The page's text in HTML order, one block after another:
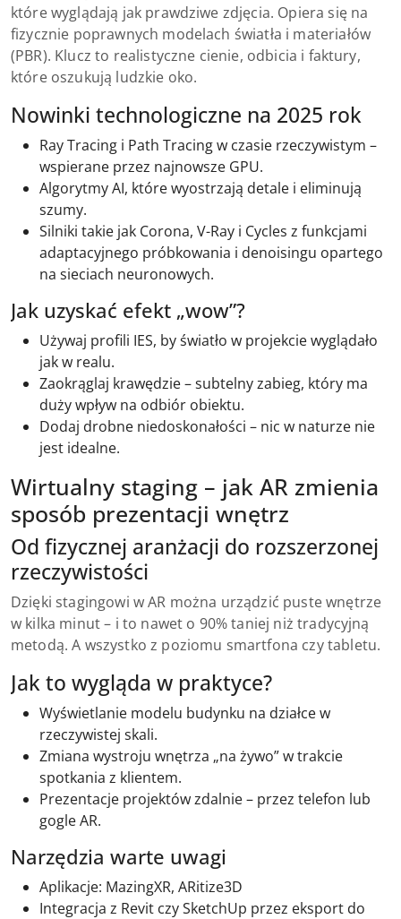
które wyglądają jak prawdziwe zdjęcia. Opiera się na
fizycznie poprawnych modelach światła i materiałów
(PBR). Klucz to realistyczne cienie, odbicia i faktury,
które oszukują ludzkie oko.
Nowinki technologiczne na 2025 rok
Ray Tracing i Path Tracing w czasie rzeczywistym –
wspierane przez najnowsze GPU.
Algorytmy AI, które wyostrzają detale i eliminują
szumy.
Silniki takie jak Corona, V-Ray i Cycles z funkcjami
adaptacyjnego próbkowania i denoisingu opartego
na sieciach neuronowych.
Jak uzyskać efekt „wow”?
Używaj profili IES, by światło w projekcie wyglądało
jak w realu.
Zaokrąglaj krawędzie – subtelny zabieg, który ma
duży wpływ na odbiór obiektu.
Dodaj drobne niedoskonałości – nic w naturze nie
jest idealne.
Wirtualny staging – jak AR zmienia
sposób prezentacji wnętrz
Od fizycznej aranżacji do rozszerzonej
rzeczywistości
Dzięki stagingowi w AR można urządzić puste wnętrze
w kilka minut – i to nawet o 90% taniej niż tradycyjną
metodą. A wszystko z poziomu smartfona czy tabletu.
Jak to wygląda w praktyce?
Wyświetlanie modelu budynku na działce w
rzeczywistej skali.
Zmiana wystroju wnętrza „na żywo” w trakcie
spotkania z klientem.
Prezentacje projektów zdalnie – przez telefon lub
gogle AR.
Narzędzia warte uwagi
Aplikacje: MazingXR, ARitize3D
Integracja z Revit czy SketchUp przez eksport do